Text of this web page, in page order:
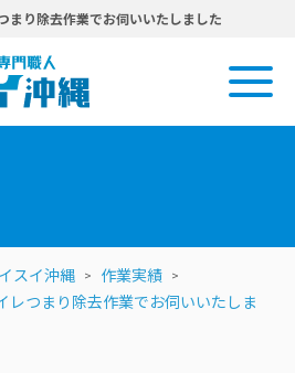
まり除去作業でお伺いいたしました
スイ沖縄
作業実績
レつまり除去作業でお伺いいたしま